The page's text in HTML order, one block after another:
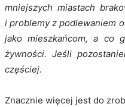
mniejszych miastach
i problemy z podlewaniem
jako mieszkańcom, a co
żywności. Jeśli
częściej.
Znacznie więcej jest do